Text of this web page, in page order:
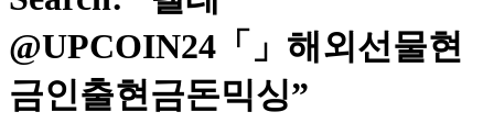
@UPCOIN24「」해외선물현
금인출현금돈믹싱”